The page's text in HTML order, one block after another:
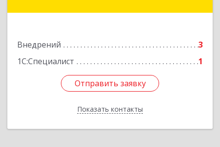
Внедрений
3
1С:Специалист
1
Отправить заявку
Показать контакты
Отправить заявку
Назад